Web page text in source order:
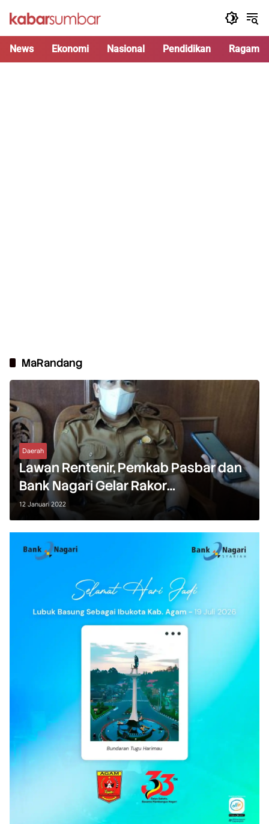
News Ekonomi Nasional Pendidikan Ragam
MaRandang
Daerah
Lawan Rentenir, Pemkab Pasbar dan
Bank Nagari Gelar Rakor
“MaRandang”
12 Januari 2022